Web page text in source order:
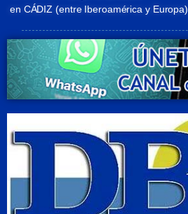
en CÁDIZ (entre Iberoamérica y Europa)